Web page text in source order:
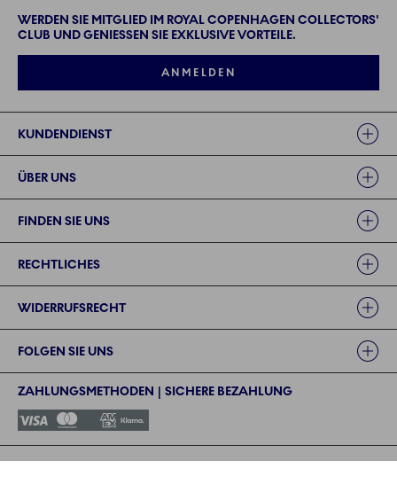
WERDEN SIE MITGLIED IM ROYAL COPENHAGEN COLLECTORS'
CLUB UND GENIESSEN SIE EXKLUSIVE VORTEILE.
ANMELDEN
KUNDENDIENST
ÜBER UNS
FINDEN SIE UNS
RECHTLICHES
WIDERRUFSRECHT
FOLGEN SIE UNS
ZAHLUNGSMETHODEN | SICHERE BEZAHLUNG